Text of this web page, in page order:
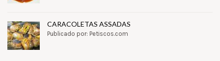
CARACOLETAS ASSADAS
Publicado por: Petiscos.com